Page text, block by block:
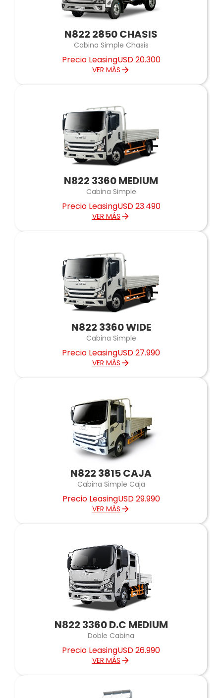
N822 2850 CHASIS
Cabina Simple Chasis
Precio LeasingUSD 20.300
VER MÁS
N822 3360 MEDIUM
Cabina Simple
Precio LeasingUSD 23.490
VER MÁS
N822 3360 WIDE
Cabina Simple
Precio LeasingUSD 27.990
VER MÁS
N822 3815 CAJA
Cabina Simple Caja
Precio LeasingUSD 29.990
VER MÁS
N822 3360 D.C MEDIUM
Doble Cabina
Precio LeasingUSD 26.990
VER MÁS